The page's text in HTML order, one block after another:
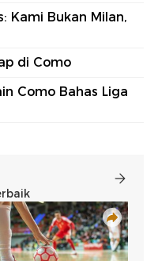
Kami Bukan Milan,
di Como
Como Bahas Liga